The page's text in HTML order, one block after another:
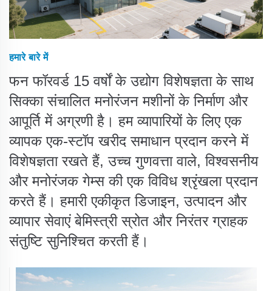
हमारे बारे में
फन फॉरवर्ड 15 वर्षों के उद्योग विशेषज्ञता के साथ
सिक्का संचालित मनोरंजन मशीनों के निर्माण और
आपूर्ति में अग्रणी है। हम व्यापारियों के लिए एक
व्यापक एक-स्टॉप खरीद समाधान प्रदान करने में
विशेषज्ञता रखते हैं, उच्च गुणवत्ता वाले, विश्वसनीय
और मनोरंजक गेम्स की एक विविध श्रृंखला प्रदान
करते हैं। हमारी एकीकृत डिजाइन, उत्पादन और
व्यापार सेवाएं बेमिस्त्री स्रोत और निरंतर ग्राहक
संतुष्टि सुनिश्चित करती हैं।